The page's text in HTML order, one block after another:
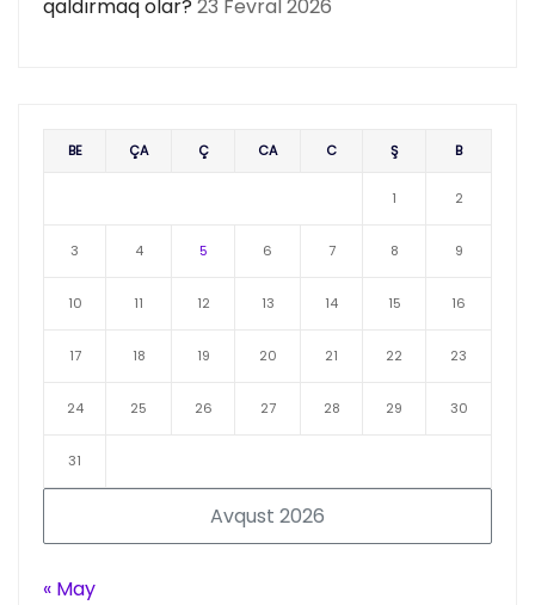
qaldırmaq olar? 23 Fevral 2026
Avqust 2026
BE ÇA Ç CA C Ş B
1 2
3 4 5 6 7 8 9
10 11 12 13 14 15 16
17 18 19 20 21 22 23
24 25 26 27 28 29 30
31
« May